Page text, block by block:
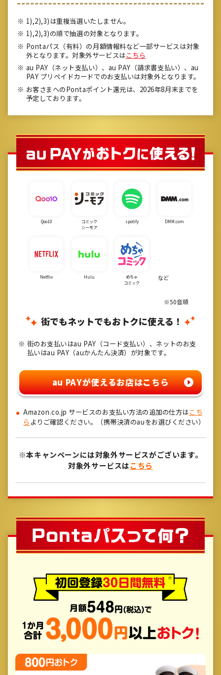
1),2),3)は重複当選いたしません。
1),2),3)の順で抽選の対象となります。
Pontaパス（有料）の月額情報料など一部サービスは対象
外となります。対象外サービスはこちら
au PAY（ネット支払い）、au PAY（請求書支払い）、au
PAY プリペイドカードでのお支払いは対象外となります。
お客さまへのPontaポイント還元は、2026年8月末までを
予定しております。
Qoo10
コミック
シーモア
spotify DMM.com
Netflix Hulu
めちゃ
コミック
など
※50音順
街でもネットでもおトクに使える！
街のお支払いはau PAY（コード支払い）、ネットのお支
払いはau PAY（auかんたん決済）が対象です。
au PAYが使えるお店はこちら
Amazon.co.jp サービスのお支払い方法の追加の仕方はこち
ら よりご確認ください。（携帯決済のauをお選びください）
※本キャンペーンには対象外サービスがございます。
対象外サービスはこちら